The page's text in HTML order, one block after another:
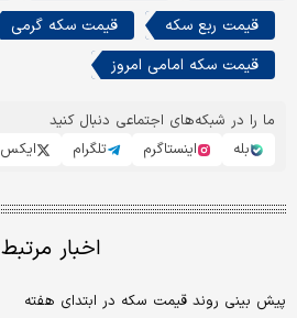
قیمت ربع سکه
قیمت سکه گرمی
قیمت سکه امامی امروز
ما را در شبکه‌های اجتماعی دنبال کنید
بله
اینستاگرم تلگرام ایکس
اخبار مرتبط
پیش بینی روند قیمت سکه در ابتدای هفته